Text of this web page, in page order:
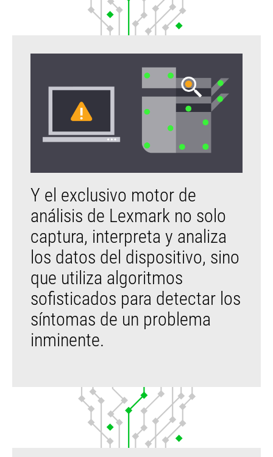
Y el exclusivo motor de
análisis de Lexmark no solo
captura, interpreta y analiza
los datos del dispositivo, sino
que utiliza algoritmos
sofisticados para detectar los
síntomas de un problema
inminente.